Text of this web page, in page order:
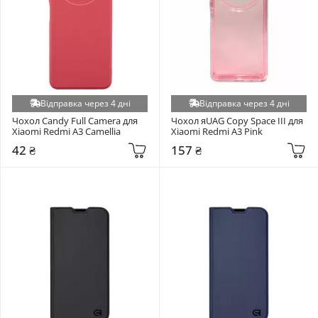
Xiaomi Poco M4 Pro 5G/Note 11 5G/Note 11T 5G (+5)
Xiaomi Poco M5S (+5)
Xiaomi Poco M7 4G (+5)
Xiaomi Poco X5 Pro 5G / Xiaomi Redmi Note 12 Pro 5G (+5)
Xiaomi Redmi 15 4G (Global) (+5)
Xiaomi Redmi Note 14 Pro 5G / Xiaomi Redmi Note 14 Pro+ 5G (+5)
Відправка через 4 дні
Чохол Candy Full Camera для
Xiaomi Redmi A3 Camellia
42 ₴
Відправка через 4 дні
Чохол яUAG Copy Space III для
Xiaomi Redmi A3 Pink
157 ₴